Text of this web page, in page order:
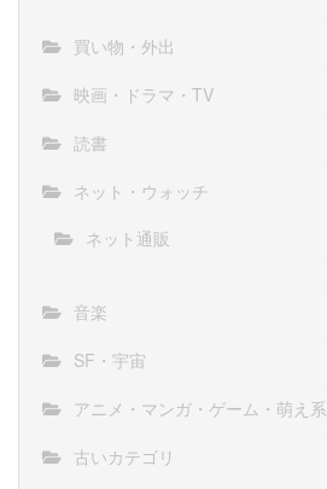
買い物・外出
映画・ドラマ・TV
読書
ネット・ウォッチ
ネット通販
音楽
SF・宇宙
アニメ・マンガ・ゲーム・萌え系
古いカテゴリ